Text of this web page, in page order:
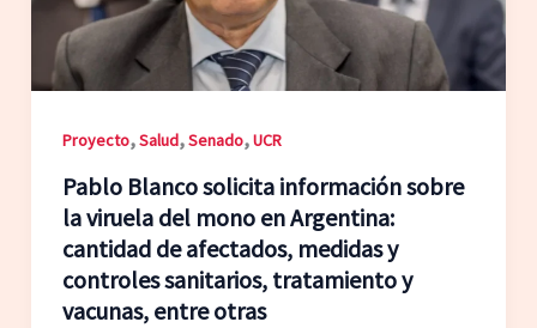
Proyecto,Salud,Senado,UCR
Pablo Blanco solicita información sobre
la viruela del mono en Argentina:
cantidad de afectados, medidas y
controles sanitarios, tratamiento y
vacunas, entre otras